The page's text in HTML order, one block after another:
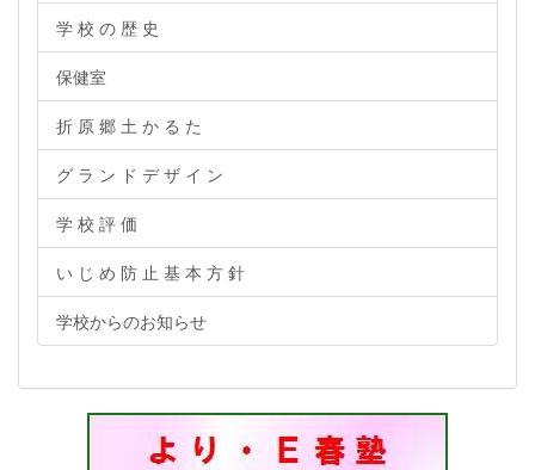
学 校 の 歴 史
保健室
折 原 郷 土 か る た
グ ラ ン ド デ ザ イ ン
学 校 評 価
い じ め 防 止 基 本 方 針
学校からのお知らせ